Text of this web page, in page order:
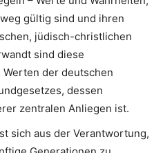
gültig sind und ihren
jüdisch-christlichen
sind diese
der deutschen
dessen
zentralen Anliegen ist.
sich aus der Verantwortung,